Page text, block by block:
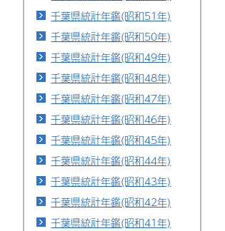
千葉県統計年鑑(昭和51年)
千葉県統計年鑑(昭和50年)
千葉県統計年鑑(昭和49年)
千葉県統計年鑑(昭和48年)
千葉県統計年鑑(昭和47年)
千葉県統計年鑑(昭和46年)
千葉県統計年鑑(昭和45年)
千葉県統計年鑑(昭和44年)
千葉県統計年鑑(昭和43年)
千葉県統計年鑑(昭和42年)
千葉県統計年鑑(昭和41年)